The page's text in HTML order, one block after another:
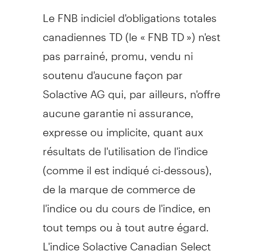
Le FNB indiciel d'obligations totales
canadiennes TD (le « FNB TD ») n'est
pas parrainé, promu, vendu ni
soutenu d'aucune façon par
Solactive AG qui, par ailleurs, n'offre
aucune garantie ni assurance,
expresse ou implicite, quant aux
résultats de l'utilisation de l'indice
(comme il est indiqué ci-dessous),
de la marque de commerce de
l'indice ou du cours de l'indice, en
tout temps ou à tout autre égard.
L'indice Solactive Canadian Select